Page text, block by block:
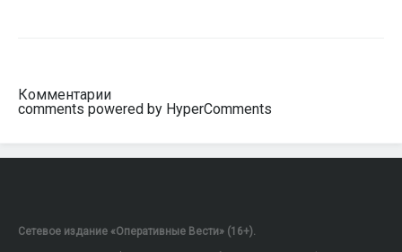
Комментарии
comments powered by HyperComments
Сетевое издание «Оперативные Вести» (16+).